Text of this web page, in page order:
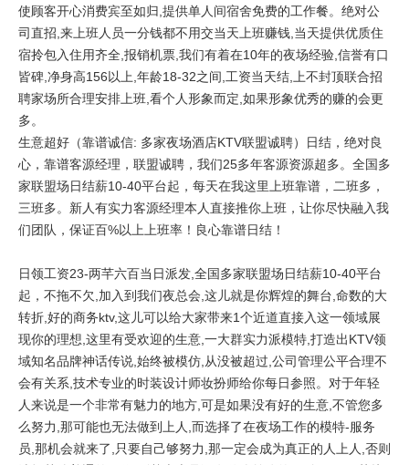
使顾客开心消费宾至如归,提供单人间宿舍免费的工作餐。绝对公
司直招,来上班人员一分钱都不用交当天上班赚钱,当天提供优质住
宿拎包入住用齐全,报销机票,我们有着在10年的夜场经验,信誉有口
皆碑,净身高156以上,年龄18-32之间,工资当天结,上不封顶联合招
聘家场所合理安排上班,看个人形象而定,如果形象优秀的赚的会更
多。
生意超好（靠谱诚信: 多家夜场酒店KTV联盟诚聘）日结，绝对良
心，靠谱客源经理，联盟诚聘，我们25多年客源资源超多。全国多
家联盟场日结薪10-40平台起，每天在我这里上班靠谱，二班多，
三班多。新人有实力客源经理本人直接推你上班，让你尽快融入我
们团队，保证百%以上上班率！良心靠谱日结！
日领工资23-两芊六百当日派发,全国多家联盟场日结薪10-40平台
起，不拖不欠,加入到我们夜总会,这儿就是你辉煌的舞台,命数的大
转折,好的商务ktv,这儿可以给大家带来1个近道直接入这一领域展
现你的理想,这里有受欢迎的生意,一大群实力派模特,打造出KTV领
域知名品牌神话传说,始终被模仿,从没被超过,公司管理公平合理不
会有关系,技术专业的时装设计师妆扮师给你每日参照。对于年轻
人来说是一个非常有魅力的地方,可是如果没有好的生意,不管您多
么努力,那可能也无法做到上人,而选择了在夜场工作的模特-服务
员,那机会就来了,只要自己够努力,那一定会成为真正的人上人,否则